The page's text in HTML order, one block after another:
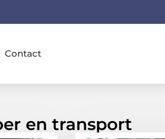
Contact
en transport